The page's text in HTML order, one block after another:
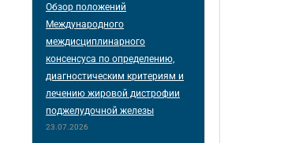
Обзор положений
Международного
междисциплинарного
консенсуса по определению,
диагностическим критериям и
лечению жировой дистрофии
поджелудочной железы
23.07.2026